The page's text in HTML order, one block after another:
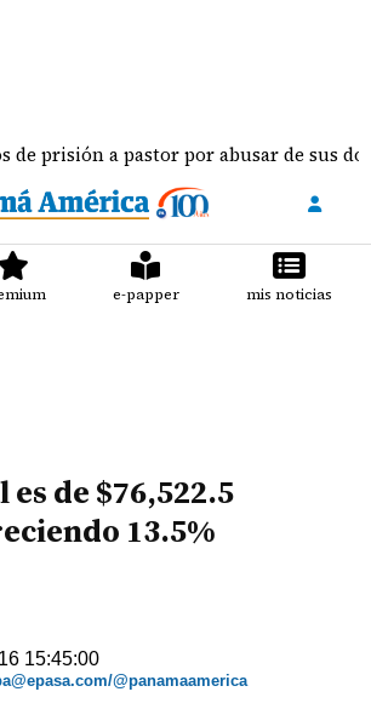
a pastor por abusar de sus dos hijas e
e-papper mis noticias
de $76,522.5
13.5%
15:45:00
@panamaamerica